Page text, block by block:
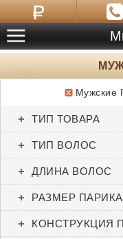
Мужские
ТИП ТОВАРА
ТИП ВОЛОС
ДЛИНА ВОЛОС
РАЗМЕР ПАРИКА
КОНСТРУКЦИЯ
Admirable